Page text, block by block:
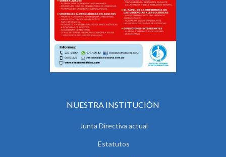
NUESTRA INSTITUCIÓN
Junta Directiva actual
Estatutos